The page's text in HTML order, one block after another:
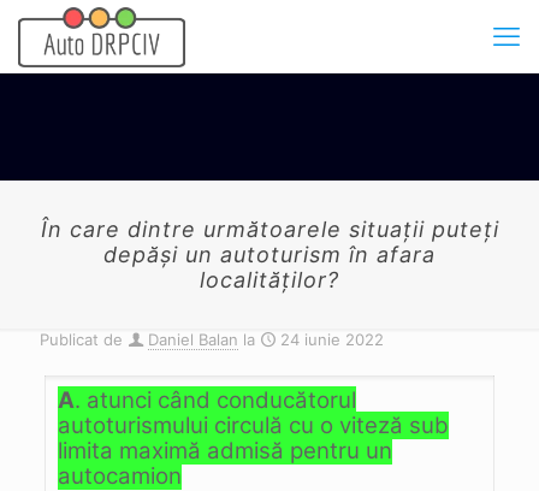
În care dintre următoarele situaţii puteţi
depăşi un autoturism în afara
localităţilor?
Publicat de Daniel Balan la 24 iunie 2022
A. atunci când conducătorul
autoturismului circulă cu o viteză sub
limita maximă admisă pentru un
autocamion